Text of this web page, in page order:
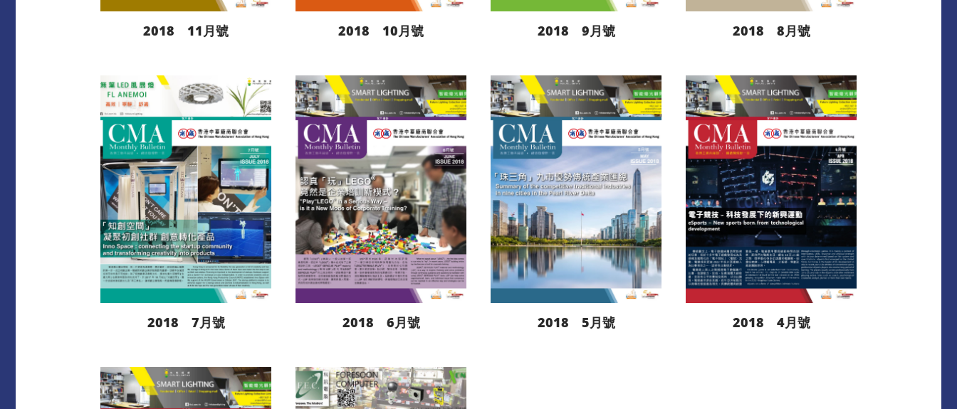
下載
2018 11月號
閱讀更多
下載
2018 10月號
閱讀更多
下載
2018 9月號
閱讀更多
下載
2018 8月號
閱讀更多
2018 7月號
閱讀更多
2018 6月號 2018 5月號 2018 4月號